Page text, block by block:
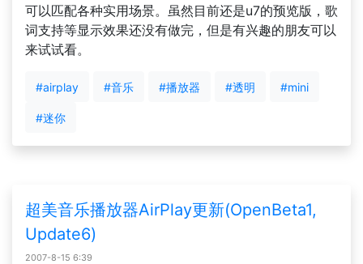
可以匹配各种实用场景。虽然目前还是u7的预览版，歌
词支持等显示效果还没有做完，但是有兴趣的朋友可以
来试试看。
#airplay #音乐 #播放器 #透明 #mini
#迷你
超美音乐播放器AirPlay更新(OpenBeta1,
Update6)
2007-8-15 6:39